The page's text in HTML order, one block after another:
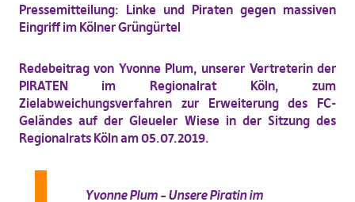
Pressemitteilung: Linke und Piraten gegen massiven
Eingriff im Kölner Grüngürtel
Redebeitrag von Yvonne Plum, unserer Vertreterin der
PIRATEN im Regionalrat Köln, zum
Zielabweichungsverfahren zur Erweiterung des FC-
Geländes auf der Gleueler Wiese in der Sitzung des
Regionalrats Köln am 05.07.2019.
Yvonne Plum – Unsere Piratin im